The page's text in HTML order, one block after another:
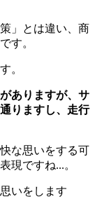
」とは違い、商
す。
。
ありますが、サ
りますし、走行
な思いをする可
現ですね...。
いをします